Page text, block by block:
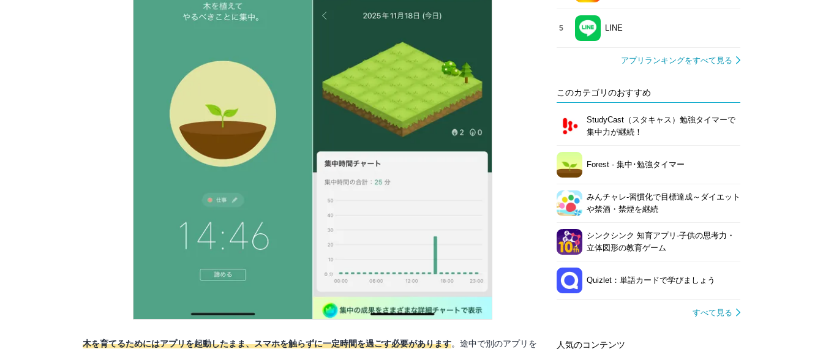
木を育てるためにはアプリを起動したまま、スマホを触らずに一定時間を過ごす必要があります。途中で別のアプリを
5 LINE
アプリランキングをすべて見る
このカテゴリのおすすめ
StudyCast（スタキャス）勉強タイマーで
集中力が継続！
Forest - 集中･勉強タイマー
みんチャレ-習慣化で目標達成～ダイエット
や禁酒・禁煙を継続
シンクシンク 知育アプリ-子供の思考力・
立体図形の教育ゲーム
Quizlet：単語カードで学びましょう
すべて見る
人気のコンテンツ